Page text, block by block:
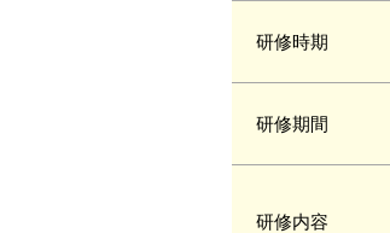
研修時期
研修期間
研修内容